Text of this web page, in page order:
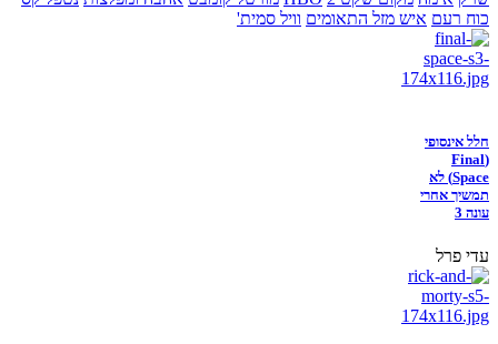
כוח רעם איש מזל התאומים וויל סמית'
חלל אינסופי
(Final
Space) לא
תמשיך אחרי
עונה 3
עדי פרל